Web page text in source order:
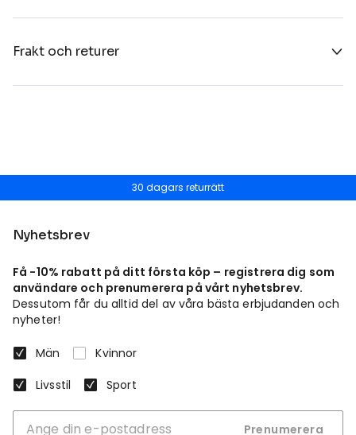
Frakt och returer
30 dagars returrätt
Nyhetsbrev
Få -10% rabatt på ditt första köp – registrera dig som
användare och prenumerera på vårt nyhetsbrev.
Dessutom får du alltid del av våra bästa erbjudanden och
nyheter!
Män
Kvinnor
Livsstil
Sport
Prenumerera